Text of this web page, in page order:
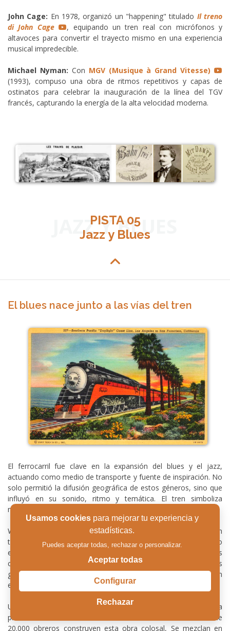
Usamos cookiespara mejorar tu experiencia y
estadísticas.
Puedes aceptar todas, rechazar o personalizar.
Aceptar todas
Configurar
Rechazar
John Cage: En 1978, organizó un "happening" titulado Il treno
di John Cage
, equipando un tren real con micrófonos y
altavoces para convertir el trayecto mismo en una experiencia
musical impredecible.
Michael Nyman: Con MGV (Musique à Grand Vitesse)
(1993), compuso una obra de ritmos repetitivos y capas de
ostinatos para celebrar la inauguración de la línea del TGV
francés, capturando la energía de la alta velocidad moderna.
JAZZ Y BLUES
PISTA 05
Jazz y Blues
El blues nace junto a las vías del tren
El ferrocarril fue clave en la expansión del blues y el jazz,
actuando como medio de transporte y fuente de inspiración. No
solo permitió la difusión geográfica de estos géneros, sino que
influyó en su sonido, ritmo y temática. El tren simboliza
movimiento, cambio y modernidad en la música afroamericana.
W.C. Handy en su autobiografía (1903) relata que esperando un
tren en la estación de Tutwiler, Mississippi un músico callejero
empezó a tocar una canción utilizando un cuchillo contra las
cuerdas de la guitarra de un modo que popularizaron los
guitarristas hawaianos que empleaban una barra de acero. Con
esta técnica el blues nace ligado al entorno ferroviario.
Un momento trascendental llega en 1869 cuando finaliza la
primera línea transcontinental de Estados Unidos. Más de
20.000 obreros construyen esta obra colosal, Se mezclan en